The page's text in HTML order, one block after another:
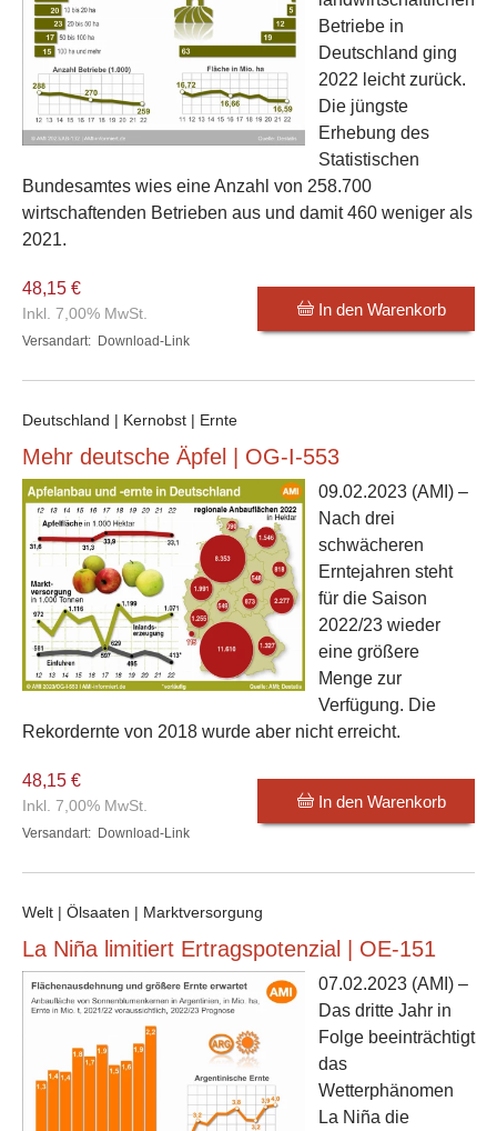
Betriebe in
Deutschland ging
2022 leicht zurück.
Die jüngste
Erhebung des
Statistischen
Bundesamtes wies eine Anzahl von 258.700
wirtschaftenden Betrieben aus und damit 460 weniger als
2021.
48,15 €
Inkl. 7,00% MwSt.
Versandart: Download-Link
In den Warenkorb
Deutschland | Kernobst | Ernte
Mehr deutsche Äpfel | OG-I-553
09.02.2023 (AMI) –
Nach drei
schwächeren
Erntejahren steht
für die Saison
2022/23 wieder
eine größere
Menge zur
Verfügung. Die
Rekordernte von 2018 wurde aber nicht erreicht.
48,15 €
Inkl. 7,00% MwSt.
Versandart: Download-Link
In den Warenkorb
Welt | Ölsaaten | Marktversorgung
La Niña limitiert Ertragspotenzial | OE-151
07.02.2023 (AMI) –
Das dritte Jahr in
Folge beeinträchtigt
das
Wetterphänomen
La Niña die